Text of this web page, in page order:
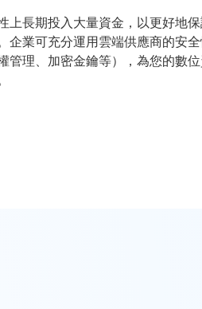
上長期投入大量資金，以更好地
企業可充分運用雲端供應商的安全
管理、加密金鑰等），為您的數